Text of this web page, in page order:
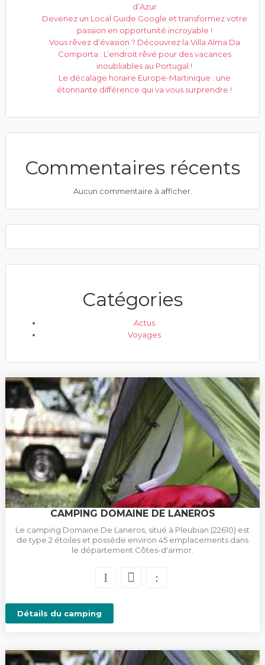
d’Azur
Devenez un Local Guide Google et transformez votre
passion en opportunité incroyable !
Vous rêvez d’évasion ? Découvrez la Villa Alma Da
Comporta : L’endroit rêvé pour des vacances
inoubliables au Portugal !
Le décalage horaire Europe-Martinique : une
étonnante différence qui va vous surprendre !
Commentaires récents
Aucun commentaire à afficher.
Catégories
Actus
Voyages
CAMPING DOMAINE DE LANEROS
Le camping Domaine De Laneros, situé à Pleubian (22610) est
de type 2 étoiles et possède environ 45 emplacements dans
le département Côtes-d'armor.
Détails du camping